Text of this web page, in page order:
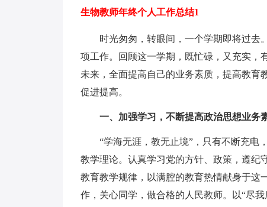
生物教师年终个人工作总结1
时光匆匆，转眼间，一个学期即将过去
项工作。回顾这一学期，既忙碌，又充实，
未来，全面提高自己的业务素质，提高教育
促进提高。
一、加强学习，不断提高政治思想业务
“学海无涯，教无止境”，只有不断充电
教学理论。认真学习党的方针、政策，遵纪
教育教学规律，以满腔的教育热情献身于这
作，关心同学，做合格的人民教师。以“尽